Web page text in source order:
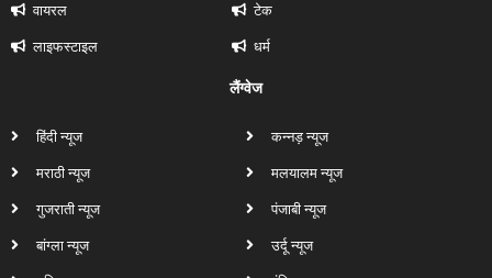
वायरल
लाइफस्टाइल
टेक
धर्म
लैंग्वेज
हिंदी न्यूज
मराठी न्यूज
गुजराती न्यूज
बांग्ला न्यूज
कन्नड़ न्यूज
मलयालम न्यूज
पंजाबी न्यूज
उर्दू न्यूज